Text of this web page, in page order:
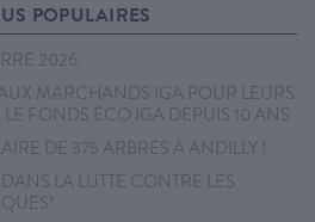
POPULAIRES
2026
MARCHANDS IGA POUR LEURS
LE FONDS ÉCO IGA DEPUIS 10 ANS
DE 375 ARBRES À ANDILLY !
LA LUTTE CONTRE LES